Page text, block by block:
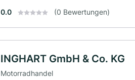
0.0 (0 Bewertungen)
INGHART GmbH & Co. KG
Motorradhandel